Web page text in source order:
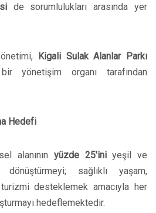
de sorumlulukları arasında yer
Kigali Sulak Alanlar Parkı
yönetişim organı tarafından
Hedefi
alanının yüzde 25'iniyeşil ve
dönüştürmeyi; sağlıklı yaşam,
desteklemek amacıyla her
hedeflemektedir.